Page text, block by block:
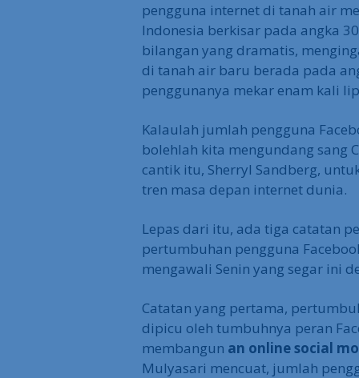
pengguna internet di tanah air
Indonesia berkisar pada angka
bilangan yang dramatis,
di tanah air baru berada pada
penggunanya mekar enam kali
Kalaulah jumlah pengguna
bolehlah kita mengundang sang
cantik itu, Sherryl Sandberg,
tren masa depan internet dunia.
Lepas dari itu, ada tiga catatan
pertumbuhan pengguna
mengawali Senin yang segar ini
Catatan yang pertama,
dipicu oleh tumbuhnya peran
membangun an online social
Mulyasari mencuat, jumlah